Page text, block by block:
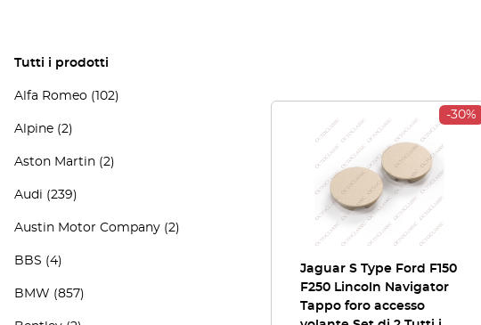
Tutti i prodotti
Alfa Romeo (102)
Alpine (2)
Aston Martin (2)
Audi (239)
Austin Motor Company (2)
BBS (4)
BMW (857)
-30%
Jaguar S Type Ford F150
F250 Lincoln Navigator
Tappo foro accesso